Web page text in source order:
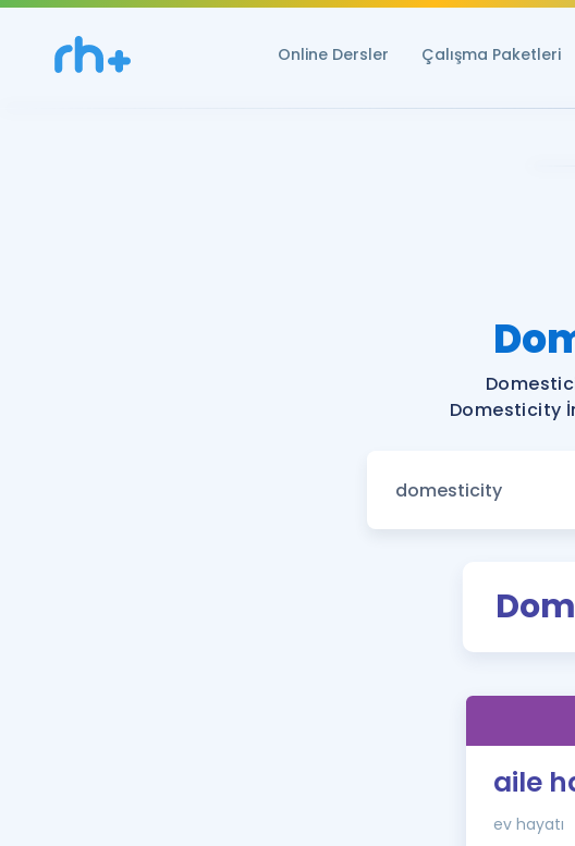
Online Dersler Çalışma Paketleri
Domesticity
aile
ev hayatı